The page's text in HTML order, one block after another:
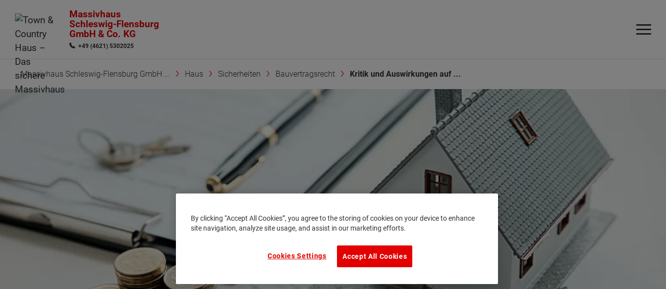
Massivhaus
Schleswig-Flensburg
GmbH & Co. KG
+49 (4621) 5302025
Massivhaus Schleswig-Flensburg GmbH ... Haus Sicherheiten Bauvertragsrecht Kritik und Auswirkungen auf ...
By clicking “Accept All Cookies”, you agree to the storing of cookies on your device to enhance
site navigation, analyze site usage, and assist in our marketing efforts.
Accept All Cookies
Cookies Settings